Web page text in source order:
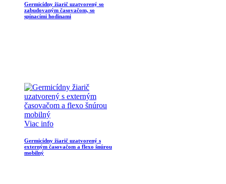
Germicídny žiarič uzatvorený so
zabudovaným časovačom, so
spínacími hodinami
Viac info
Germicídny žiarič uzatvorený s
externým časovačom a flexo šnúrou
mobilný